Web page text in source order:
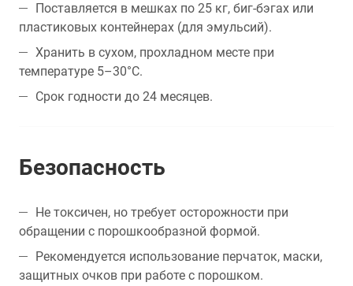
Поставляется в мешках по 25 кг, биг-бэгах или
пластиковых контейнерах (для эмульсий).
Хранить в сухом, прохладном месте при
температуре 5–30°C.
Срок годности до 24 месяцев.
Безопасность
Не токсичен, но требует осторожности при
обращении с порошкообразной формой.
Рекомендуется использование перчаток, маски,
защитных очков при работе с порошком.